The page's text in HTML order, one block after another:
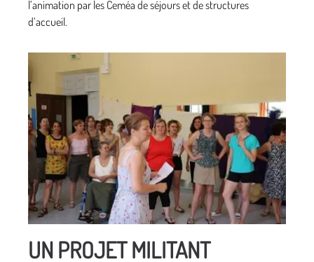
l’animation par les Ceméa de séjours et de structures
d’accueil.
UN PROJET MILITANT